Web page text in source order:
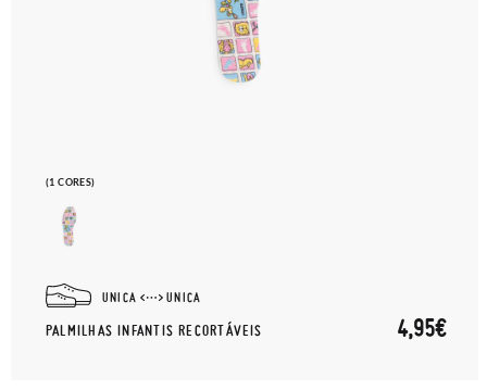
(1 CORES)
UNICA UNICA
PALMILHAS INFANTIS RECORTÁVEIS 4,95€